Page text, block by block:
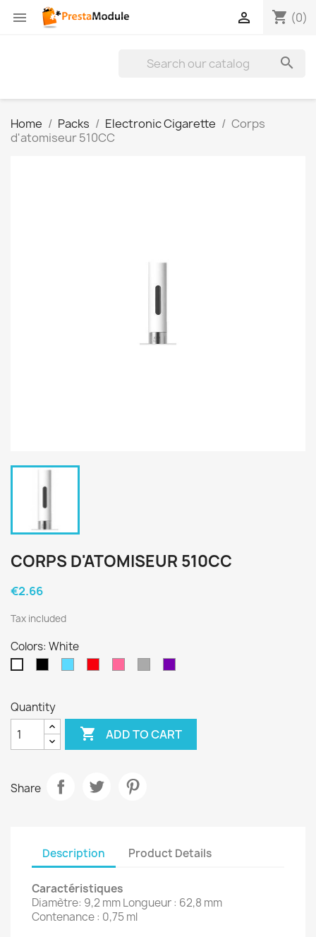
 shopping_cart (0)


Home Packs Electronic Cigarette
Corps
d'atomiseur 510CC
CORPS D'ATOMISEUR 510CC
€2.66
Tax included
Colors: White
Quantity
 ADD TO CART
Share
Description Product Details
Caractéristiques
Diamètre: 9,2 mm Longueur : 62,8 mm
Contenance : 0,75 ml